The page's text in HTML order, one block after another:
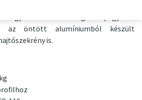
vagy a kiváló minőségű csapágyazás
az öntött alumíniumból készült
is.